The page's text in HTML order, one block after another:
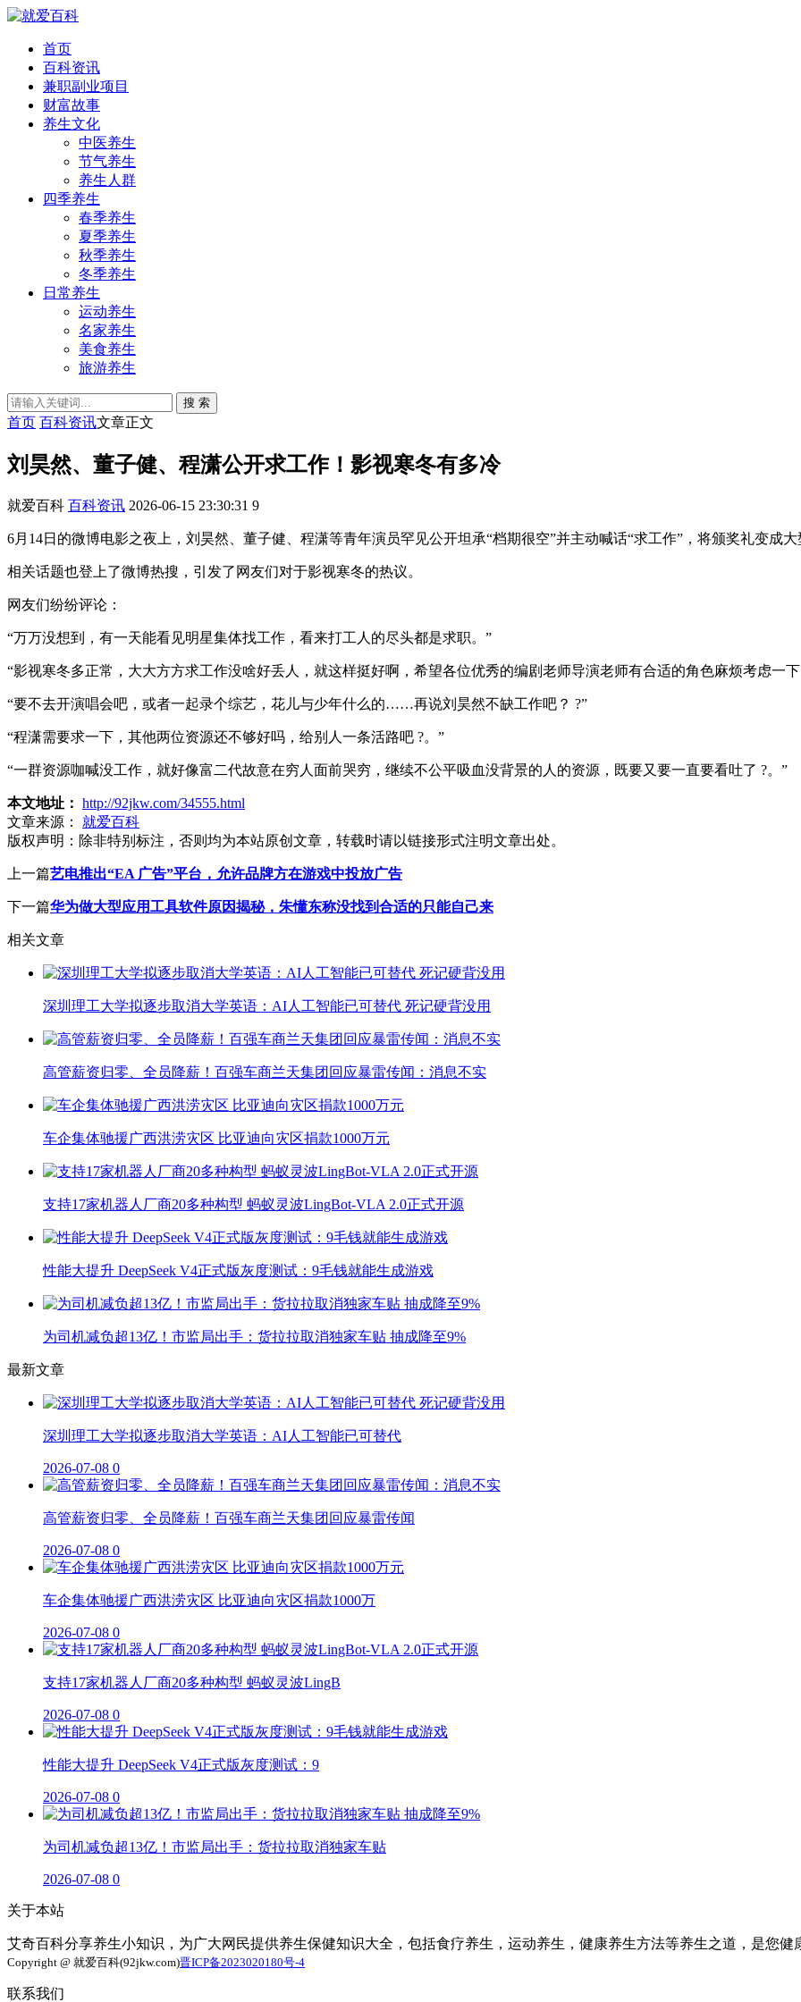
首页
百科资讯
兼职副业项目
财富故事
养生文化
中医养生
节气养生
养生人群
四季养生
春季养生
夏季养生
秋季养生
冬季养生
日常养生
运动养生
名家养生
美食养生
旅游养生
搜 索
首页 百科资讯文章正文
刘昊然、董子健、程潇公开求工作！影视寒冬有多冷
就爱百科 百科资讯 2026-06-15 23:30:31 9
6月14日的微博电影之夜上，刘昊然、董子健、程潇等青年演员罕见公开坦承“档期很空”并主动喊话“求工作”，将颁奖礼变成大
相关话题也登上了微博热搜，引发了网友们对于影视寒冬的热议。
网友们纷纷评论：
“万万没想到，有一天能看见明星集体找工作，看来打工人的尽头都是求职。”
“影视寒冬多正常，大大方方求工作没啥好丢人，就这样挺好啊，希望各位优秀的编剧老师导演老师有合适的角色麻烦考虑一
“要不去开演唱会吧，或者一起录个综艺，花儿与少年什么的……再说刘昊然不缺工作吧？ ?”
“程潇需要求一下，其他两位资源还不够好吗，给别人一条活路吧 ?。”
“一群资源咖喊没工作，就好像富二代故意在穷人面前哭穷，继续不公平吸血没背景的人的资源，既要又要一直要看吐了 ?。”
本文地址： http://92jkw.com/34555.html
文章来源：
就爱百科
版权声明： 除非特别标注，否则均为本站原创文章，转载时请以链接形式注明文章出处。
上一篇艺电推出“EA 广告”平台，允许品牌方在游戏中投放广告
下一篇华为做大型应用工具软件原因揭秘，朱懂东称没找到合适的只能自己来
相关文章
深圳理工大学拟逐步取消大学英语：AI人工智能已可替代 死记硬背没用
高管薪资归零、全员降薪！百强车商兰天集团回应暴雷传闻：消息不实
车企集体驰援广西洪涝灾区 比亚迪向灾区捐款1000万元
支持17家机器人厂商20多种构型 蚂蚁灵波LingBot-VLA 2.0正式开源
性能大提升 DeepSeek V4正式版灰度测试：9毛钱就能生成游戏
为司机减负超13亿！市监局出手：货拉拉取消独家车贴 抽成降至9%
最新文章
深圳理工大学拟逐步取消大学英语：AI人工智能已可替代
2026-07-08 0
高管薪资归零、全员降薪！百强车商兰天集团回应暴雷传闻
2026-07-08 0
车企集体驰援广西洪涝灾区 比亚迪向灾区捐款1000万
2026-07-08 0
支持17家机器人厂商20多种构型 蚂蚁灵波LingB
2026-07-08 0
性能大提升 DeepSeek V4正式版灰度测试：9
2026-07-08 0
为司机减负超13亿！市监局出手：货拉拉取消独家车贴
2026-07-08 0
关于本站
艾奇百科分享养生小知识，为广大网民提供养生保健知识大全，包括食疗养生，运动养生，健康养生方法等养生之道，是您健
Copyright @ 就爱百科(92jkw.com)晋ICP备2023020180号-4
联系我们